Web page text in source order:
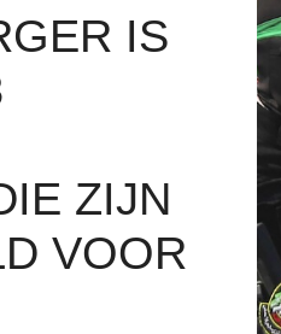
IS
ZIJN
VOOR